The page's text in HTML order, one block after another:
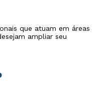
que atuam em áreas
ampliar seu